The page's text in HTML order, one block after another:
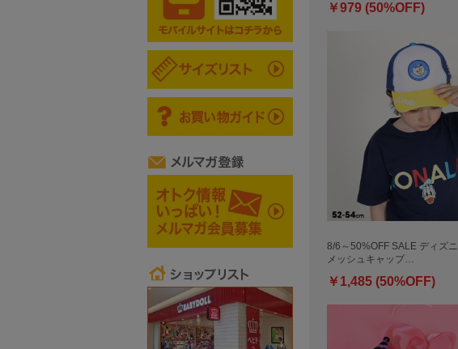
￥979 (50%OFF)
8/6～50%OFF SALE ディズ
メッシュキャップ…
￥1,485 (50%OFF)